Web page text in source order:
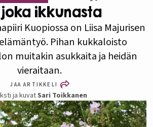
ikkunasta
Kuopiossa on Liisa Majurisen
Pihan kukkaloisto
muitakin asukkaita ja heidän
vieraitaan.
JAA ARTIKKELI
ja kuvat Sari Toikkanen